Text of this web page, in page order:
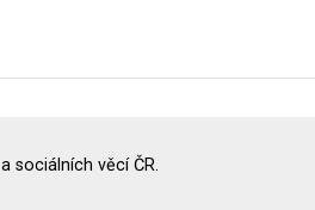
sociálních věcí ČR.